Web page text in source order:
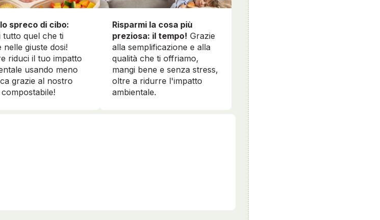
spreco di cibo:
tutto quel che ti
nelle giuste dosi!
riduci il tuo impatto
usando meno
grazie al nostro
Risparmi la cosa più
preziosa: il tempo! Grazie
alla semplificazione e alla
qualità che ti offriamo,
mangi bene e senza stress,
oltre a ridurre l'impatto
ambientale.